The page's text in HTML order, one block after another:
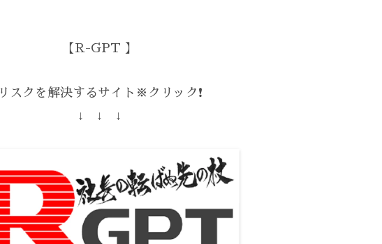
【R-GPT 】
リスクを解決するサイト※クリック❗️
↓ ↓ ↓